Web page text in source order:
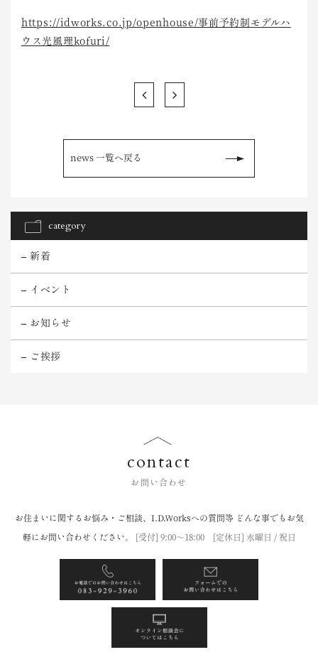
https://idworks.co.jp/openhouse/事前予約制モデルハ
ウス光風理kofuri/
news 一覧へ戻る
category
新着
イベント
お知らせ
ご挨拶
contact
お問い合わせ
お住まいに関するお悩み・ご相談、I.D.Worksへの質問等 どんな事でもお気
軽にお問い合わせください。 [受付] 9:00〜18:00 [定休日] 水曜日 / 祝日